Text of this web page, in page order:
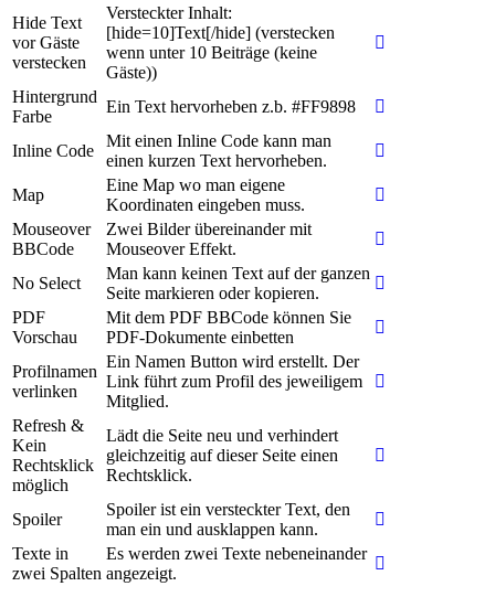
Hide Text
vor Gäste
verstecken
Versteckter Inhalt:
[hide=10]Text[/hide] (verstecken
wenn unter 10 Beiträge (keine
Gäste))
Hintergrund
Farbe
Ein Text hervorheben z.b. #FF9898
Inline Code
Mit einen Inline Code kann man
einen kurzen Text hervorheben.
Map
Eine Map wo man eigene
Koordinaten eingeben muss.
Mouseover
BBCode
Zwei Bilder übereinander mit
Mouseover Effekt.
No Select
Man kann keinen Text auf der ganzen
Seite markieren oder kopieren.
PDF
Vorschau
Mit dem PDF BBCode können Sie
PDF-Dokumente einbetten
Profilnamen
verlinken
Ein Namen Button wird erstellt. Der
Link führt zum Profil des jeweiligem
Mitglied.
Refresh &
Kein
Rechtsklick
möglich
Lädt die Seite neu und verhindert
gleichzeitig auf dieser Seite einen
Rechtsklick.
Spoiler
Spoiler ist ein versteckter Text, den
man ein und ausklappen kann.
Texte in
zwei Spalten
Es werden zwei Texte nebeneinander
angezeigt.